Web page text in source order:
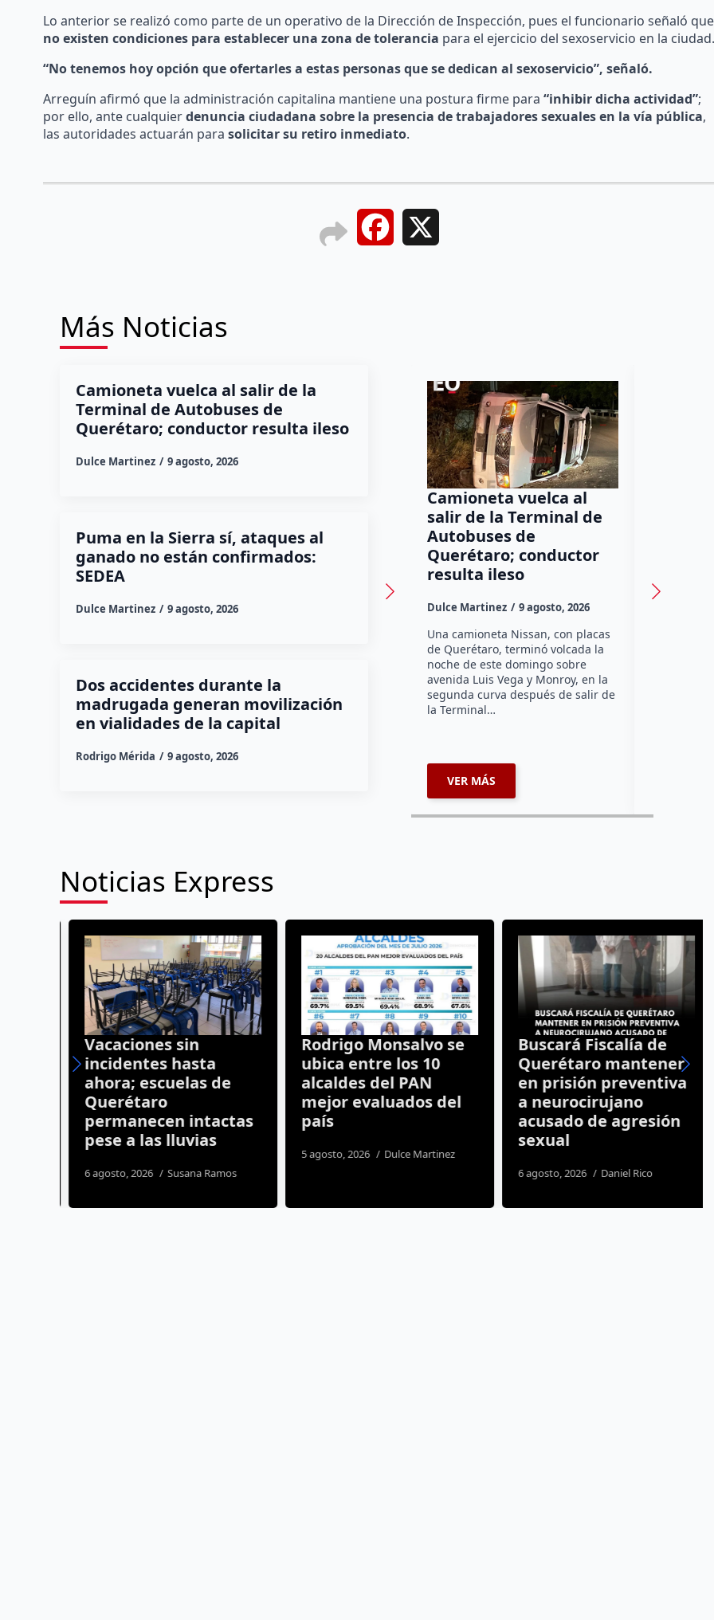
Lo anterior se realizó como parte de un operativo de la Dirección de Inspección, pues el funcionario señaló que
no existen condiciones para establecer una zona de tolerancia para el ejercicio del sexoservicio en la ciudad.
“No tenemos hoy opción que ofertarles a estas personas que se dedican al sexoservicio”, señaló.
Arreguín afirmó que la administración capitalina mantiene una postura firme para “inhibir dicha actividad”;
por ello, ante cualquierdenuncia ciudadana sobre la presencia de trabajadores sexuales en la vía pública,
las autoridades actuarán para solicitar su retiro inmediato.
Facebook
Más Noticias
Camioneta vuelca al salir de la
Terminal de Autobuses de
Querétaro; conductor resulta ileso
Dulce Martinez 9 agosto, 2026
Puma en la Sierra sí, ataques al
ganado no están confirmados:
SEDEA
Dulce Martinez 9 agosto, 2026
Dos accidentes durante la
madrugada generan movilización
en vialidades de la capital
Rodrigo Mérida 9 agosto, 2026
Camioneta vuelca al
salir de la Terminal de
Autobuses de
Querétaro; conductor
resulta ileso
Dulce Martinez 9 agosto, 2026
Una camioneta Nissan, con placas
de Querétaro, terminó volcada la
noche de este domingo sobre
avenida Luis Vega y Monroy, en la
segunda curva después de salir de
la Terminal…
VER MÁS
Dulce
Noticias Express
Vacaciones sin
incidentes hasta
ahora; escuelas de
Querétaro
permanecen intactas
pese a las lluvias
6 agosto, 2026 Susana Ramos
Rodrigo Monsalvo se
ubica entre los 10
alcaldes del PAN
mejor evaluados del
país
5 agosto, 2026 Dulce Martinez
Buscará Fiscalía de
Querétaro mantener
en prisión preventiva
a neurocirujano
acusado de agresión
sexual
6 agosto, 2026 Daniel Rico